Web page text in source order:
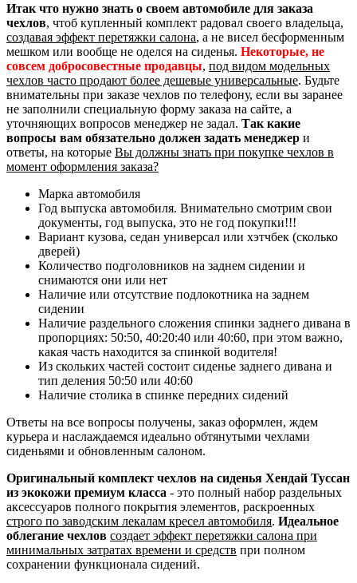
Итак что нужно знать о своем автомобиле для заказа
чехлов, чтоб купленный комплект радовал своего владельца,
создавая эффект перетяжки салона, а не висел бесформенным
мешком или вообще не оделся на сиденья. Некоторые, не
совсем добросовестные продавцы, под видом модельных
чехлов часто продают более дешевые универсальные. Будьте
внимательны при заказе чехлов по телефону, если вы заранее
не заполнили специальную форму заказа на сайте, а
уточняющих вопросов менеджер не задал. Так какие
вопросы вам обязательно должен задать менеджер и
ответы, на которые Вы должны знать при покупке чехлов в
момент оформления заказа?
Марка автомобиля
Год выпуска автомобиля. Внимательно смотрим свои
документы, год выпуска, это не год покупки!!!
Вариант кузова, седан универсал или хэтчбек (сколько
дверей)
Количество подголовников на заднем сидении и
снимаются они или нет
Наличие или отсутствие подлокотника на заднем
сидении
Наличие раздельного сложения спинки заднего дивана в
пропорциях: 50:50, 40:20:40 или 40:60, при этом важно,
какая часть находится за спинкой водителя!
Из скольких частей состоит сиденье заднего дивана и
тип деления 50:50 или 40:60
Наличие столика в спинке передних сидений
Ответы на все вопросы получены, заказ оформлен, ждем
курьера и наслаждаемся идеально обтянутыми чехлами
сиденьями и обновленным салоном.
Оригинальный комплект чехлов на сиденья Хендай Туссан
из экокожи премиум класса - это полный набор раздельных
аксессуаров полного покрытия элементов, раскроенных
строго по заводским лекалам кресел автомобиля. Идеальное
облегание чехлов создает эффект перетяжки салона при
минимальных затратах времени и средств при полном
сохранении функционала сидений.